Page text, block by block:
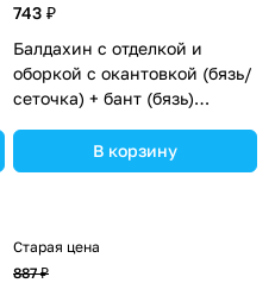
743 ₽
Балдахин с отделкой и
оборкой с окантовкой (бязь/
сеточка) + бант (бязь)
ассортименте.В корзину
Старая цена
887 ₽